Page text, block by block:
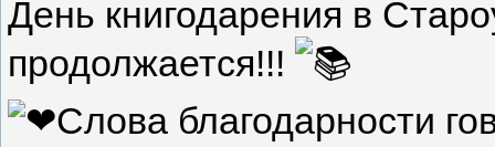
День книгодарения в
продолжается!!!
Слова благодарности